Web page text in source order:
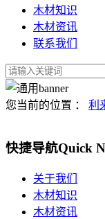
木材知识
木材资讯
联系我们
您当前的位置 ： 利
快捷导航Quick
关于我们
木材知识
木材资讯